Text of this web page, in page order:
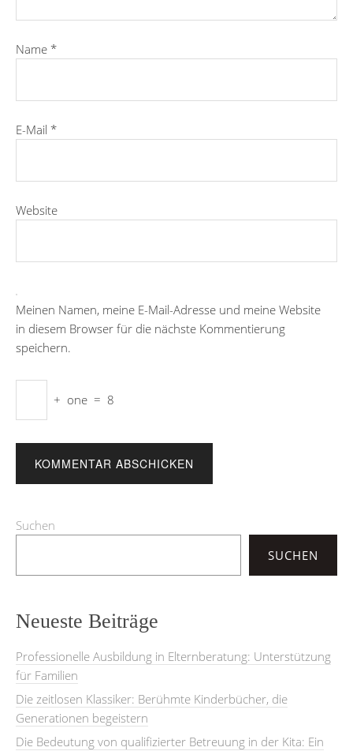
Name *
E-Mail *
Website
Meinen Namen, meine E-Mail-Adresse und meine Website
in diesem Browser für die nächste Kommentierung
speichern.
+ one = 8
Suchen
SUCHEN
Neueste Beiträge
Professionelle Ausbildung in Elternberatung: Unterstützung
für Familien
Die zeitlosen Klassiker: Berühmte Kinderbücher, die
Generationen begeistern
Die Bedeutung von qualifizierter Betreuung in der Kita: Ein